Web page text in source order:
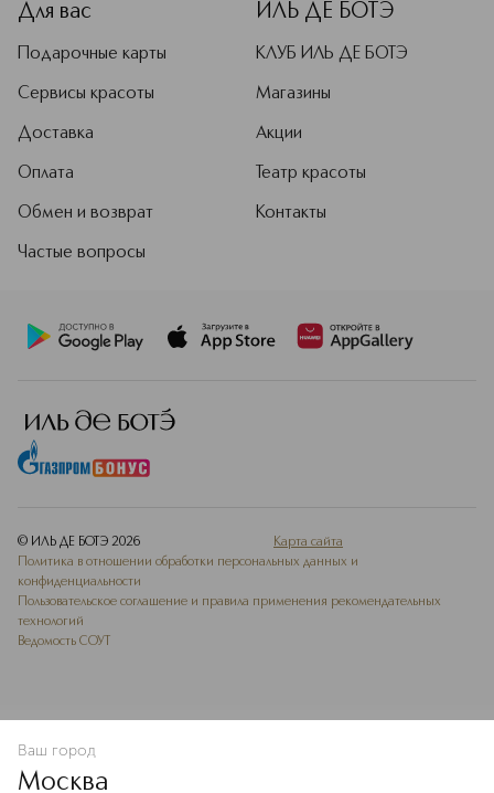
В КОРЗИНУ
Для вас
Подарочные карты
Сервисы красоты
Доставка
Оплата
Обмен и возврат
Частые вопросы
ИЛЬ ДЕ БОТЭ
КЛУБ ИЛЬ ДЕ БОТЭ
Магазины
Акции
Театр красоты
Контакты
© ИЛЬ ДЕ БОТЭ 2026
Карта сайта
Политика в отношении обработки персональных данных и
конфиденциальности
Пользовательское соглашение и правила применения рекомендательных
технологий
Ведомость СОУТ
Ваш город
Москва